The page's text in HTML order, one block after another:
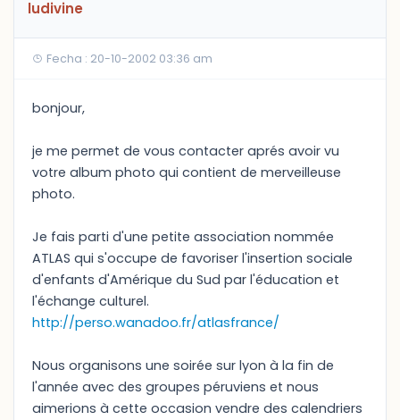
ludivine
Fecha : 20-10-2002 03:36 am
bonjour,
je me permet de vous contacter aprés avoir vu
votre album photo qui contient de merveilleuse
photo.
Je fais parti d'une petite association nommée
ATLAS qui s'occupe de favoriser l'insertion sociale
d'enfants d'Amérique du Sud par l'éducation et
l'échange culturel.
http://perso.wanadoo.fr/atlasfrance/
Nous organisons une soirée sur lyon à la fin de
l'année avec des groupes péruviens et nous
aimerions à cette occasion vendre des calendriers